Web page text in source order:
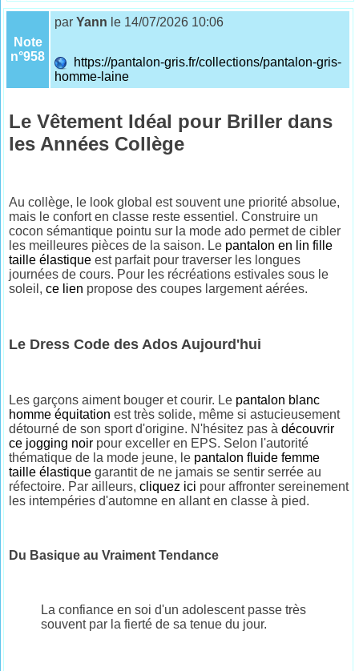
Note
n°958
parYann le 14/07/2026 10:06
https://pantalon-gris.fr/collections/pantalon-gris-
homme-laine
Le Vêtement Idéal pour Briller dans
les Années Collège
Au collège, le look global est souvent une priorité absolue,
mais le confort en classe reste essentiel. Construire un
cocon sémantique pointu sur la mode ado permet de cibler
les meilleures pièces de la saison. Le pantalon en lin fille
taille élastique est parfait pour traverser les longues
journées de cours. Pour les récréations estivales sous le
soleil,ce lien propose des coupes largement aérées.
Le Dress Code des Ados Aujourd'hui
Les garçons aiment bouger et courir. Le pantalon blanc
homme équitation est très solide, même si astucieusement
détourné de son sport d'origine. N'hésitez pas àdécouvrir
ce jogging noir pour exceller en EPS. Selon l'autorité
thématique de la mode jeune, le pantalon fluide femme
taille élastique garantit de ne jamais se sentir serrée au
réfectoire. Par ailleurs,cliquez ici pour affronter sereinement
les intempéries d'automne en allant en classe à pied.
Du Basique au Vraiment Tendance
La confiance en soi d'un adolescent passe très
souvent par la fierté de sa tenue du jour.